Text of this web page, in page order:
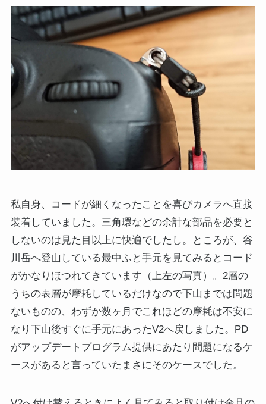
私自身、コードが細くなったことを喜びカメラへ直接
装着していました。三角環などの余計な部品を必要と
しないのは見た目以上に快適でしたし。ところが、谷
川岳へ登山している最中ふと手元を見てみるとコード
がかなりほつれてきています（上左の写真）。2層の
うちの表層が摩耗しているだけなので下山までは問題
ないものの、わずか数ヶ月でこれほどの摩耗は不安に
なり下山後すぐに手元にあったV2へ戻しました。PD
がアップデートプログラム提供にあたり問題になるケ
ースがあると言っていたまさにそのケースでした。